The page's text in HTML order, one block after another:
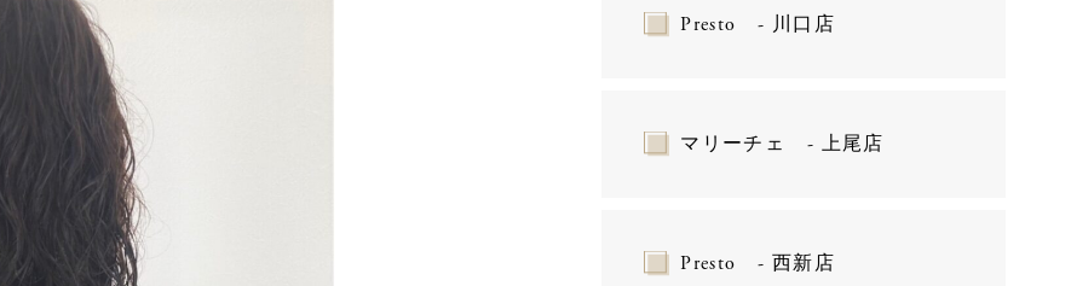
Presto - 川口店
マリーチェ - 上尾店
Presto - 西新店